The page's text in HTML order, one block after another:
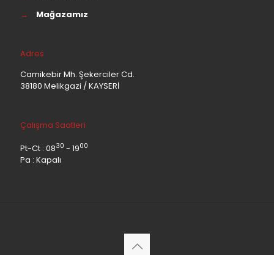
→
Mağazamız
Adres
Camikebir Mh. Şekerciler Cd.
38180 Melikgazi / KAYSERİ
Çalışma Saatleri
Pt-Ct : 0830 - 1900
Pa : Kapalı